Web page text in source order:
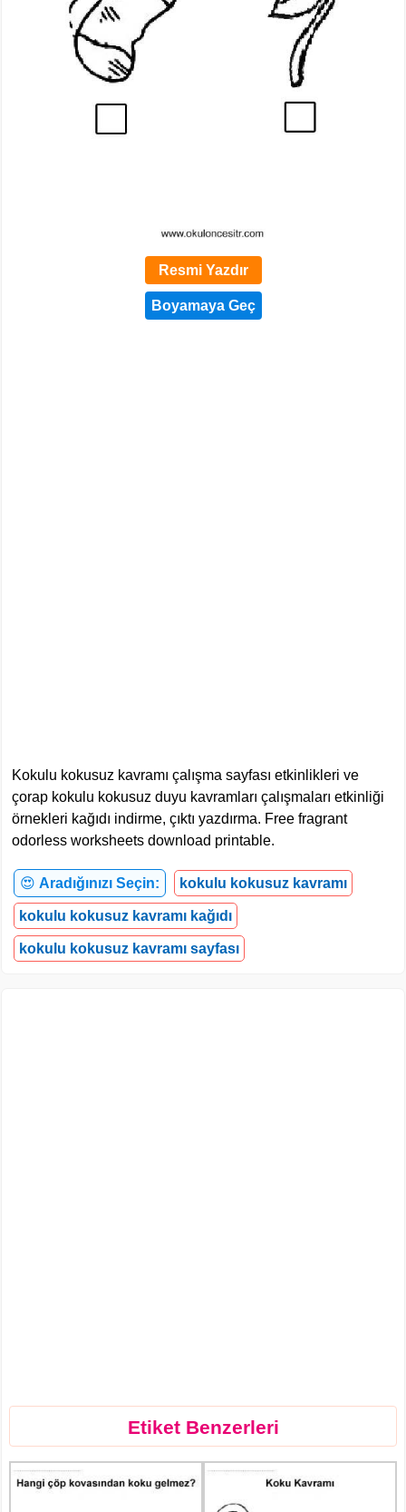
Resmi Yazdır
Kokulu kokusuz kavramı çalışma sayfası etkinlikleri ve
çorap kokulu kokusuz duyu kavramları çalışmaları etkinliği
örnekleri kağıdı indirme, çıktı yazdırma. Free fragrant
odorless worksheets download printable.
😍 Aradığınızı Seçin: kokulu kokusuz kavramı
kokulu kokusuz kavramı kağıdı
kokulu kokusuz kavramı sayfası
Etiket Benzerleri